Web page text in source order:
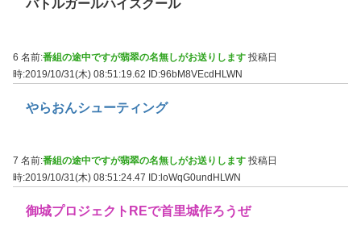
バトルガールハイスクール
6 名前:番組の途中ですが翡翠の名無しがお送りします 投稿日
時:2019/10/31(木) 08:51:19.62 ID:96bM8VEcdHLWN
やらおんシューティング
7 名前:番組の途中ですが翡翠の名無しがお送りします 投稿日
時:2019/10/31(木) 08:51:24.47
ID:loWqG0undHLWN
御城プロジェクトREで首里城作ろうぜ